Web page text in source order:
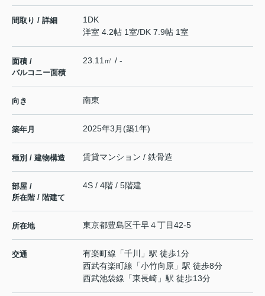
間取り / 詳細
1DK
洋室 4.2帖 1室/DK 7.9帖 1室
面積 /
バルコニー面積
23.11㎡ / -
向き 南東
築年月 2025年3月(築1年)
種別 / 建物構造 賃貸マンション / 鉄骨造
部屋 /
所在階 / 階建て
4S / 4階 / 5階建
所在地 東京都豊島区千早４丁目42-5
交通 有楽町線 「千川
」駅 徒歩1分
西武有楽町線 「小竹向原 」駅 徒歩8分
西武池袋線 「東長崎 」駅 徒歩13分